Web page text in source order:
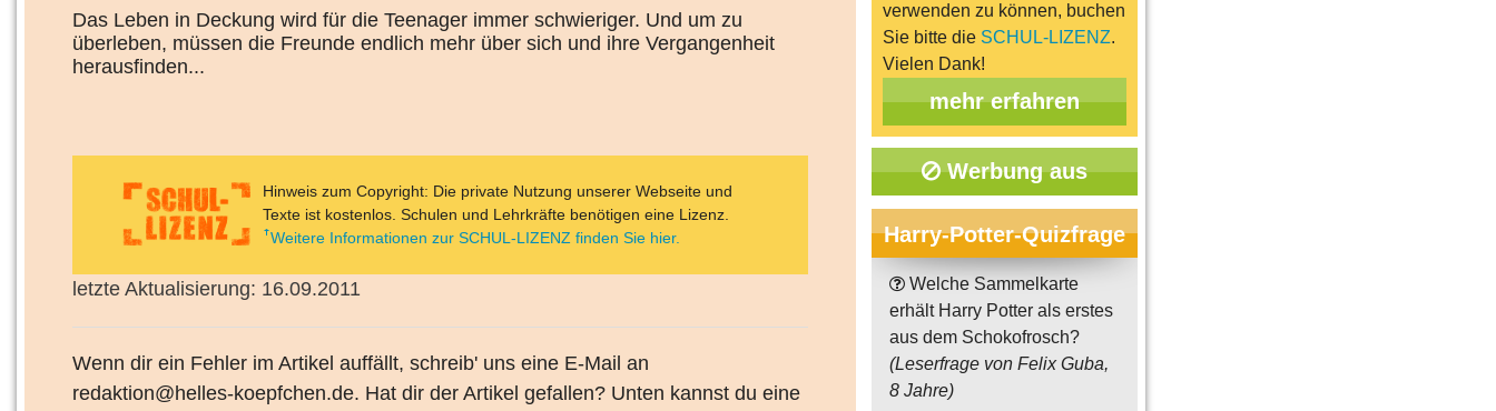
Das Leben in Deckung wird für die Teenager immer schwieriger. Und um zu
überleben, müssen die Freunde endlich mehr über sich und ihre Vergangenheit
herausfinden...
Hinweis zum Copyright: Die private Nutzung unserer Webseite und
Texte ist kostenlos. Schulen und Lehrkräfte benötigen eine Lizenz.
Weitere Informationen zur SCHUL-LIZENZ finden Sie hier.
letzte Aktualisierung: 16.09.2011
Wenn dir ein Fehler im Artikel auffällt, schreib' uns eine E-Mail an
redaktion@helles-koepfchen.de. Hat dir der Artikel gefallen? Unten kannst du eine
verwenden zu können, buchen
Sie bitte die SCHUL-LIZENZ.
Vielen Dank!
mehr erfahren
Werbung aus
Harry-Potter-Quizfrage
Welche Sammelkarte
erhält Harry Potter als erstes
aus dem Schokofrosch?
(Leserfrage von Felix Guba,
8 Jahre)